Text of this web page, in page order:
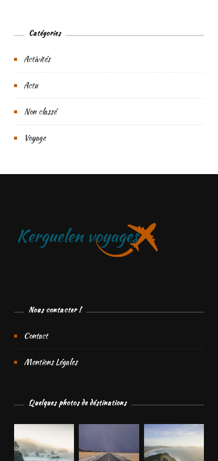
Catégories
Activités
Actu
Non classé
Voyage
Nous contacter !
Contact
Mentions Légales
Quelques photos de déstinations